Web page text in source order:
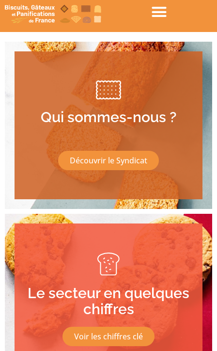
Qui sommes-nous ?
Découvrir le Syndicat
Le secteur en quelques
chiffres
Voir les chiffres clé